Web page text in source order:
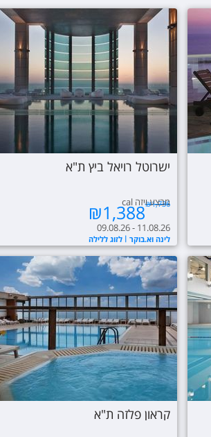
ישרוטל רויאל ביץ ת"א
₪1,388₪1,736
לינה וא.בוקר לזוג ללילה
מבצע ויזה cal
09.08.26 - 11.08.26
קראון פלזה ת"א